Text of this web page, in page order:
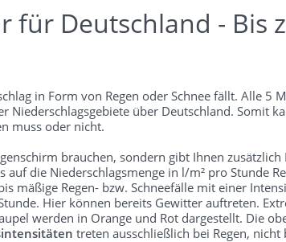
für Deutschland - Bis
in Form von Regen oder Schnee fällt. Alle 5
über Deutschland. Somit
muss oder nicht.
brauchen, sondern gibt Ihnen
die Niederschlagsmenge in l/m² pro Stunde
mäßige Regen- bzw. Schneefälle mit einer
Hier können bereits Gewitter auftreten.
werden in Orange und Rot dargestellt. Die
treten ausschließlich bei Regen, nicht